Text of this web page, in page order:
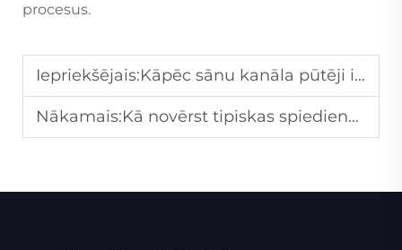
procesus.
Iepriekšējais:Kāpēc sānu kanāla pūtēji ir izturīgi pret putekļiem un atkritumiem koksnes apstrādes rūpnīcās?
Nākamais:Kā novērst tipiskas spiediena zuduma problēmas vakuumapgādes sūknī?